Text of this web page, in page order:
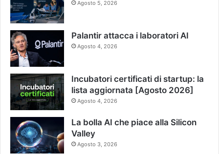
Agosto 5, 2026
Palantir attacca i laboratori AI
Agosto 4, 2026
Incubatori certificati di startup: la
lista aggiornata [Agosto 2026]
Agosto 4, 2026
La bolla AI che piace alla Silicon
Valley
Agosto 3, 2026